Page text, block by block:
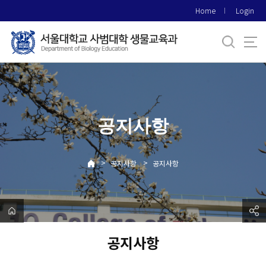
로
메
뉴
Home Login
공지사항
> 공지사항 > 공지사항
공지사항